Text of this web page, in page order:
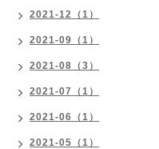
2021-12（1）
2021-09（1）
2021-08（3）
2021-07（1）
2021-06（1）
2021-05（1）